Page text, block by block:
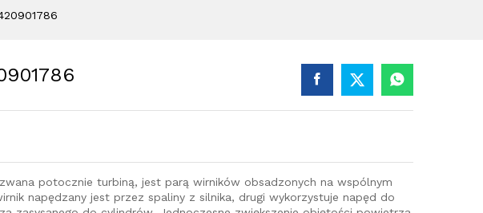
potocznie turbiną, jest parą wirników obsadzonych na wspólnym
napędzany jest przez spaliny z silnika, drugi wykorzystuje napęd do